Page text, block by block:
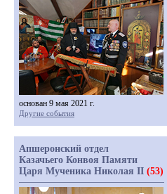
основан 9 мая 2021 г.
Другие события
Апшеронский отдел
Казачьего Конвоя Памяти
Царя Мученика Николая II (53)